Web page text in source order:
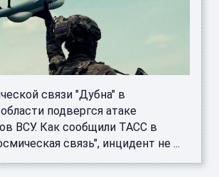
связи "Дубна" в
подвергся атаке
ВСУ. Как сообщили ТАСС в
связь", инцидент не ...